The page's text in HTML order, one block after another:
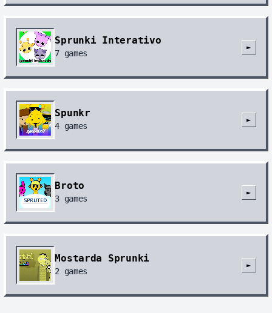
Sprunki Interativo
7 games
►
Spunkr
4 games
►
Broto
3 games
►
Mostarda Sprunki
2 games
►